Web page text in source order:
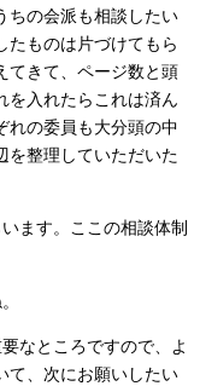
ちの会派も相談したい
たものは片づけてもら
てきて、ページ数と頭
を入れたらこれは済ん
れの委員も大分頭の中
を整理していただいた
ます。ここの相談体制
なところですので、よ
て、次にお願いしたい